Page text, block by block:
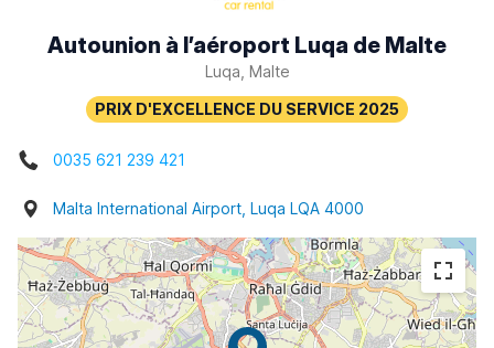
Autounion à l’aéroport Luqa de Malte
Luqa, Malte
0035 621 239 421
Malta International Airport, Luqa LQA 4000